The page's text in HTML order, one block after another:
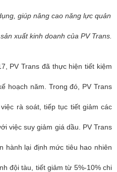
giúp nâng cao năng lực quản
xuất kinh doanh của PV Trans.
PV Trans đã thực hiện tiết kiệm
hoạch năm. Trong đó, PV Trans
rà soát, tiếp tục tiết giảm các
việc suy giảm giá dầu. PV Trans
hành lại định mức tiêu hao nhiên
đội tàu, tiết giảm từ 5%-10% chi